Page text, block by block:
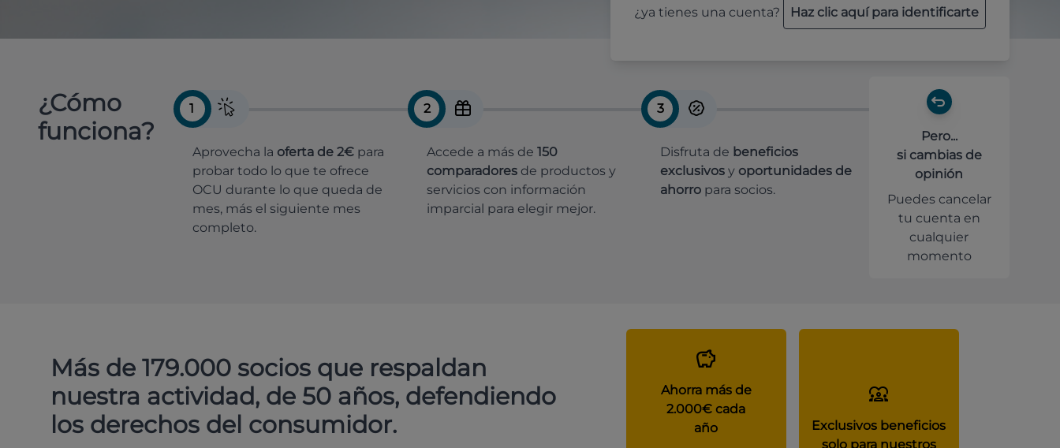
¿ya tienes una cuenta? Haz clic aquí para identificarte
¿Cómo
funciona?
1
Aprovecha la oferta de 2€ para
probar todo lo que te ofrece
OCU durante lo que queda de
mes, más el siguiente mes
completo.
2
Accede a más de 150
comparadoresde productos y
servicios con información
imparcial para elegir mejor.
3
Disfruta de beneficios
exclusivos y oportunidades de
ahorro para socios.
Pero...
si cambias de
opinión
Puedes cancelar
tu cuenta en
cualquier
momento
Más de 179.000 socios que respaldan
nuestra actividad, de 50 años, defendiendo
los derechos del consumidor.
Ahorra más de
2.000€ cada
año
Exclusivos beneficios
solo para nuestros